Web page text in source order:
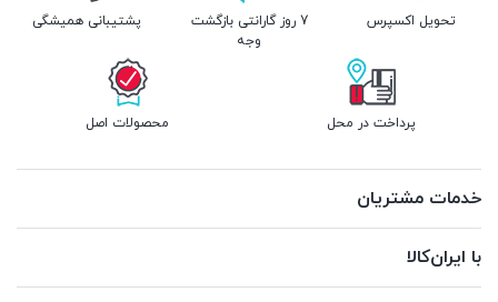
تحویل اکسپرس
7 روز گارانتی بازگشت
وجه
پشتیبانی همیشگی
پرداخت در محل محصولات اصل
خدمات مشتریان
با ایران‌کالا